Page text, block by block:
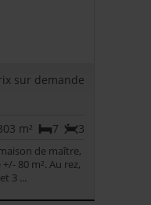
sur demande
3
7
m²
de maître,
80 m². Au rez,
3 ...